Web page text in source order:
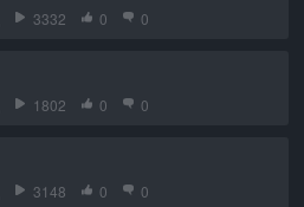
3332 0 0
1802 0 0
3148 0 0